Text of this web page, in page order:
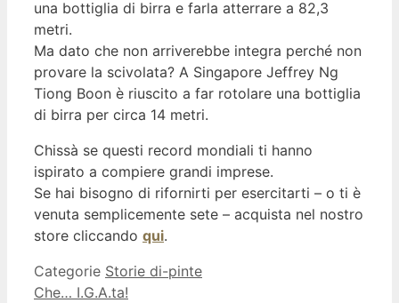
una bottiglia di birra e farla atterrare a 82,3
metri.
Ma dato che non arriverebbe integra perché non
provare la scivolata? A Singapore Jeffrey Ng
Tiong Boon è riuscito a far rotolare una bottiglia
di birra per circa 14 metri.
Chissà se questi record mondiali ti hanno
ispirato a compiere grandi imprese.
Se hai bisogno di rifornirti per esercitarti – o ti è
venuta semplicemente sete – acquista nel nostro
store cliccando qui.
Categorie Storie di-pinte
Che… I.G.A.ta!